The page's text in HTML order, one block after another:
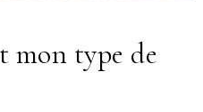
mon type de